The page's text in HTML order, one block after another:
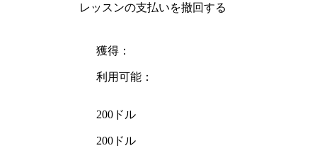
レッスンの支払いを撤回する
獲得：
利用可能：
200ドル
200ドル